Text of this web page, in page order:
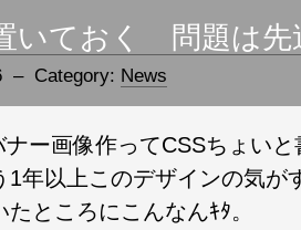
いておく 問題は先
– Category: News
ナー画像作ってCSSちょい
1年以上このデザインの気が
ところにこんなんｷﾀ。